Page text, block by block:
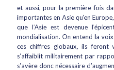
et aussi, pour la première fois
importantes en Asie qu’en
que l’Asie est devenue
mondialisation. On entend la
ces chiffres globaux, ils feront
s’affaiblit militairement par
s’avère donc nécessaire